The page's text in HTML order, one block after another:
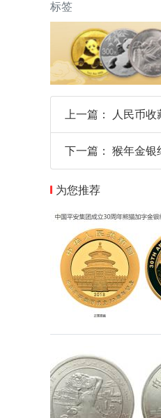
标签
上一篇： 人民币
下一篇： 猴年金银
为您推荐